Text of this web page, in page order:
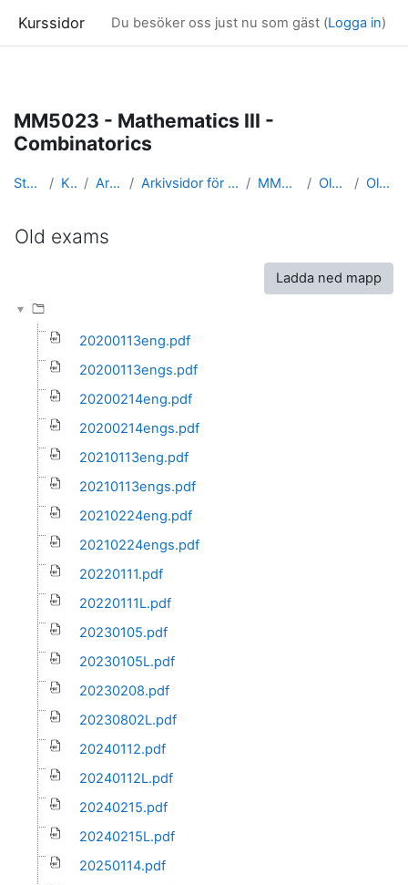
Kurssidor Du besöker oss just nu som gäst (Logga in)
MM5023 - Mathematics III -
Combinatorics
Startsida Kurser Arkivsidor Arkivsidor för kurser i Matematik MM5023_arkiv Old exams Old exams
Old exams
Ladda ned mapp
20200113eng.pdf
20200113engs.pdf
20200214eng.pdf
20200214engs.pdf
20210113eng.pdf
20210113engs.pdf
20210224eng.pdf
20210224engs.pdf
20220111.pdf
20220111L.pdf
20230105.pdf
20230105L.pdf
20230208.pdf
20230802L.pdf
20240112.pdf
20240112L.pdf
20240215.pdf
20240215L.pdf
20250114.pdf